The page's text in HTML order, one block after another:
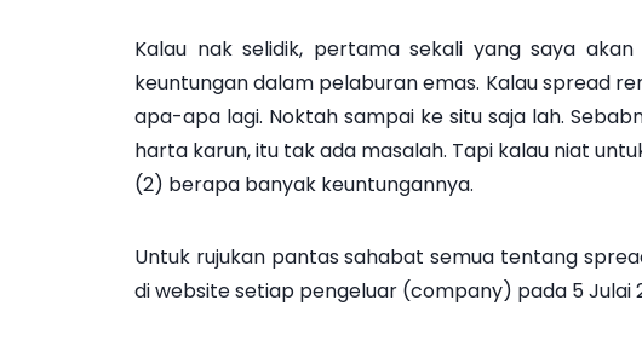
Kalau nak selidik, pertama sekali yang saya
keuntungan dalam pelaburan emas. Kalau spread
apa-apa lagi. Noktah sampai ke situ saja lah.
harta karun, itu tak ada masalah. Tapi kalau niat
(2) berapa banyak keuntungannya.
Untuk rujukan pantas sahabat semua tentang
di website setiap pengeluar (company) pada 5 Julai